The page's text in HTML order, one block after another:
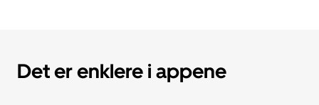
Det er enklere i appene